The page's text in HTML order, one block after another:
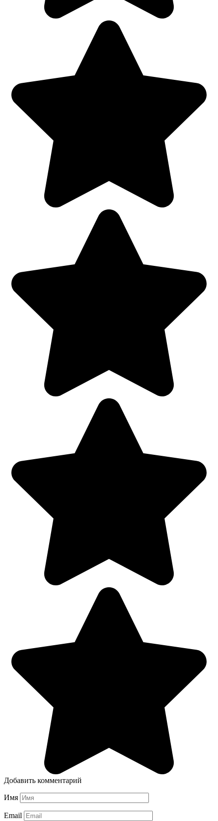
Добавить комментарий
Имя
Email